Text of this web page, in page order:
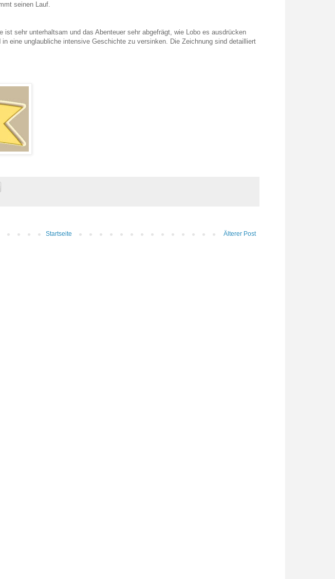
seinen Lauf.
ist sehr unterhaltsam und das Abenteuer sehr abgefrägt, wie Lobo es ausdrücken
eine unglaubliche intensive Geschichte zu versinken. Die Zeichnung sind detailliert
Älterer Post
Startseite